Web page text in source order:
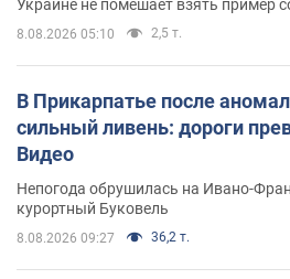
Украине не помешает взять пример
8.08.2026 05:10 2,5 т.
В Прикарпатье после
сильный ливень: дороги
Видео
Непогода обрушилась на Ивано-
курортный Буковель
8.08.2026 09:27 36,2 т.